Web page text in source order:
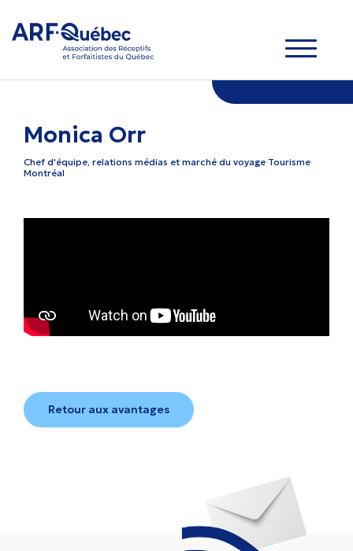
Monica Orr
Chef d'équipe, relations médias et marché du voyage Tourisme
Montréal
Retour aux avantages